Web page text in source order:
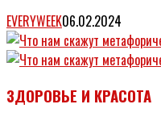
EVERYWEEK06.02.2024
ЗДОРОВЬЕ И КРАСОТА